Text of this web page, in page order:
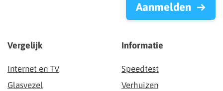
Aanmelden
Vergelijk
Internet en TV
Glasvezel
Informatie
Speedtest
Verhuizen